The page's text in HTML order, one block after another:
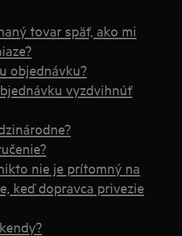
tovar späť, ako mi
objednávku?
vyzdvihnúť
nie je prítomný na
keď dopravca privezie